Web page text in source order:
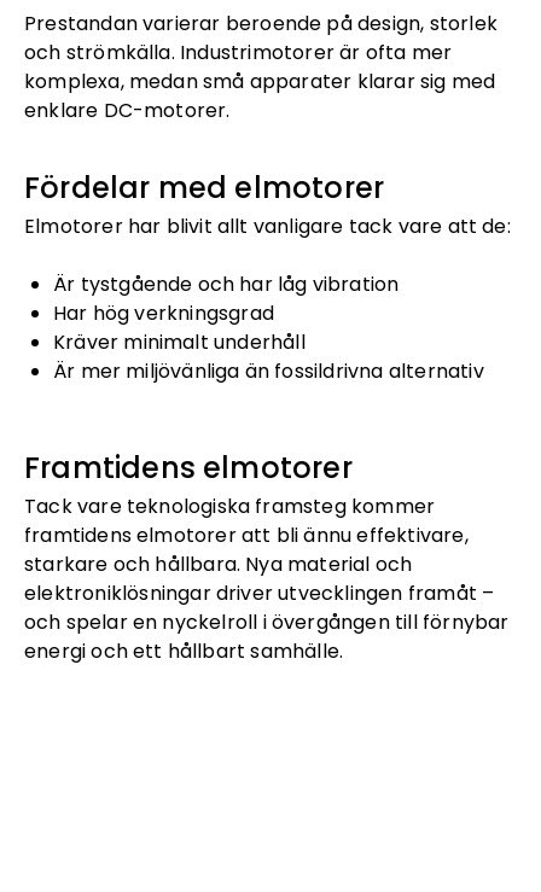
Prestandan varierar beroende på design, storlek
och strömkälla. Industrimotorer är ofta mer
komplexa, medan små apparater klarar sig med
enklare DC-motorer.
Fördelar med elmotorer
Elmotorer har blivit allt vanligare tack vare att de:
Är tystgående och har låg vibration
Har hög verkningsgrad
Kräver minimalt underhåll
Är mer miljövänliga än fossildrivna alternativ
Framtidens elmotorer
Tack vare teknologiska framsteg kommer
framtidens elmotorer att bli ännu effektivare,
starkare och hållbara. Nya material och
elektroniklösningar driver utvecklingen framåt –
och spelar en nyckelroll i övergången till förnybar
energi och ett hållbart samhälle.